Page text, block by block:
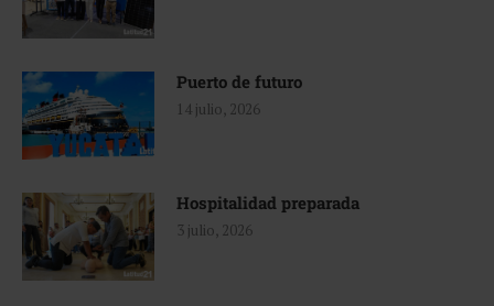
Puerto de futuro
14 julio, 2026
Hospitalidad preparada
3 julio, 2026